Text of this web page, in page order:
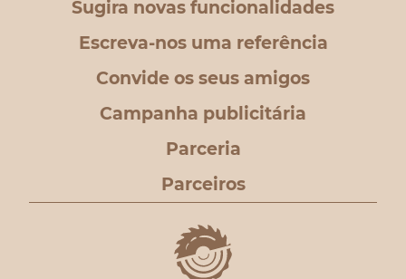
Sugira novas funcionalidades
Escreva-nos uma referência
Convide os seus amigos
Campanha publicitária
Parceria
Parceiros